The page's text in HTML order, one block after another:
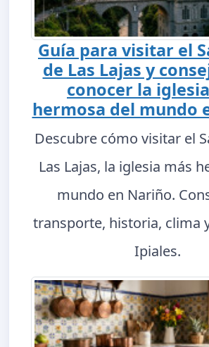
Guía para visitar el
de Las Lajas y
conocer la
hermosa del mundo
Descubre cómo visitar el
Las Lajas, la iglesia más
mundo en Nariño.
transporte, historia, clima
Ipiales.